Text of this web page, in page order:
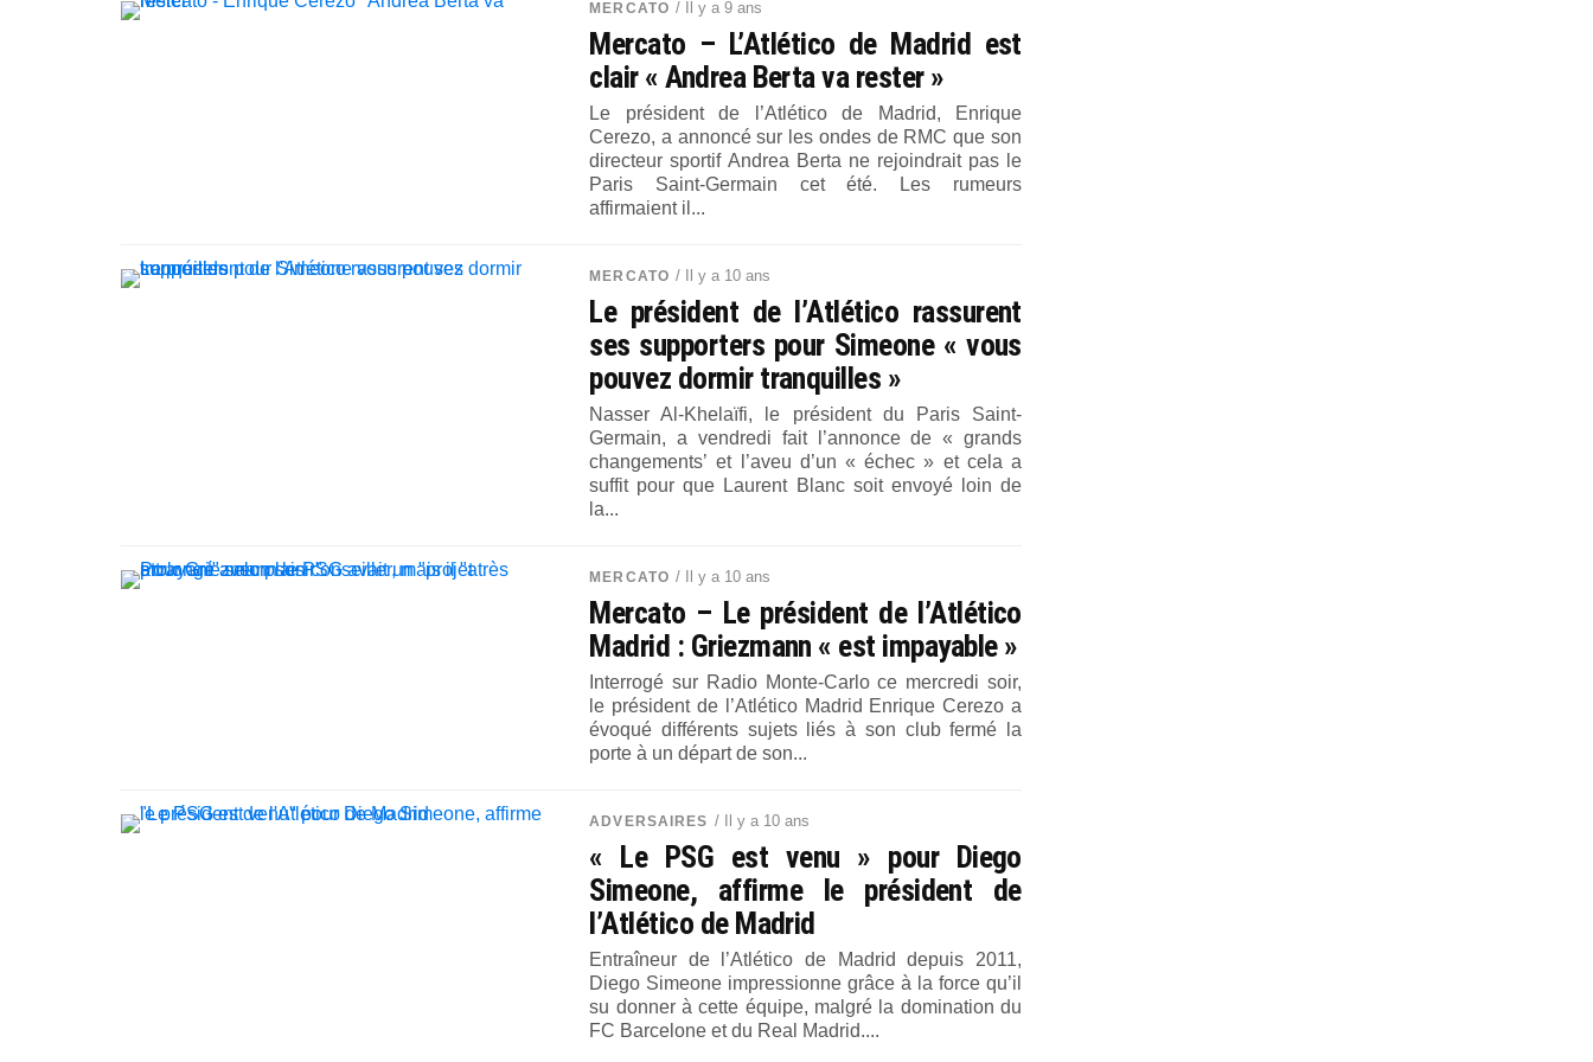
MERCATO / Il y a 9 ans
Mercato – L’Atlético de Madrid est
clair « Andrea Berta va rester »
Le président de l’Atlético de Madrid, Enrique
Cerezo, a annoncé sur les ondes de RMC que son
directeur sportif Andrea Berta ne rejoindrait pas le
Paris Saint-Germain cet été. Les rumeurs
affirmaient il...
MERCATO / Il y a 10 ans
Le président de l’Atlético rassurent
ses supporters pour Simeone « vous
pouvez dormir tranquilles »
Nasser Al-Khelaïfi, le président du Paris Saint-
Germain, a vendredi fait l’annonce de « grands
changements’ et l’aveu d’un « échec » et cela a
suffit pour que Laurent Blanc soit envoyé loin de
la...
MERCATO / Il y a 10 ans
Mercato – Le président de l’Atlético
Madrid : Griezmann « est impayable »
Interrogé sur Radio Monte-Carlo ce mercredi soir,
le président de l’Atlético Madrid Enrique Cerezo a
évoqué différents sujets liés à son club fermé la
porte à un départ de son...
ADVERSAIRES / Il y a 10 ans
« Le PSG est venu » pour Diego
Simeone, affirme le président de
l’Atlético de Madrid
Entraîneur de l’Atlético de Madrid depuis 2011,
Diego Simeone impressionne grâce à la force qu’il
su donner à cette équipe, malgré la domination du
FC Barcelone et du Real Madrid....